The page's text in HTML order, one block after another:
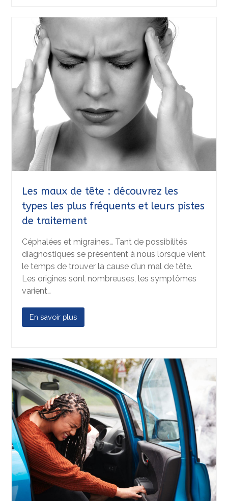
Les maux de tête : découvrez les
types les plus fréquents et leurs pistes
de traitement
Céphalées et migraines… Tant de possibilités
diagnostiques se présentent à nous lorsque vient
le temps de trouver la cause d’un mal de tête.
Les origines sont nombreuses, les symptômes
varient…
En savoir plus